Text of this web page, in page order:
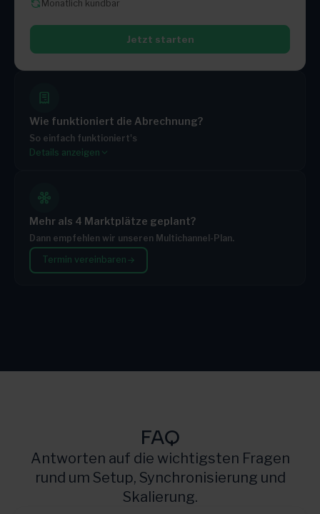
Monatlich kündbar
Jetzt starten
Wie funktioniert die Abrechnung?
So einfach funktioniert's
Details anzeigen
Jedes Paket enthält ein festes monatliches Kontingent
Brauchst du mehr? Du zahlst nur die zusätzlichen
Aufträge
Je größer dein Paket, desto günstiger der Preis pro
Zusatzauftrag
Monatlich kündbar – keine Mindestlaufzeit
Mehr als 4 Marktplätze geplant?
Dann empfehlen wir unseren Multichannel-Plan.
Termin vereinbaren
FAQ
Antworten auf die wichtigsten Fragen
rund um Setup, Synchronisierung und
Skalierung.